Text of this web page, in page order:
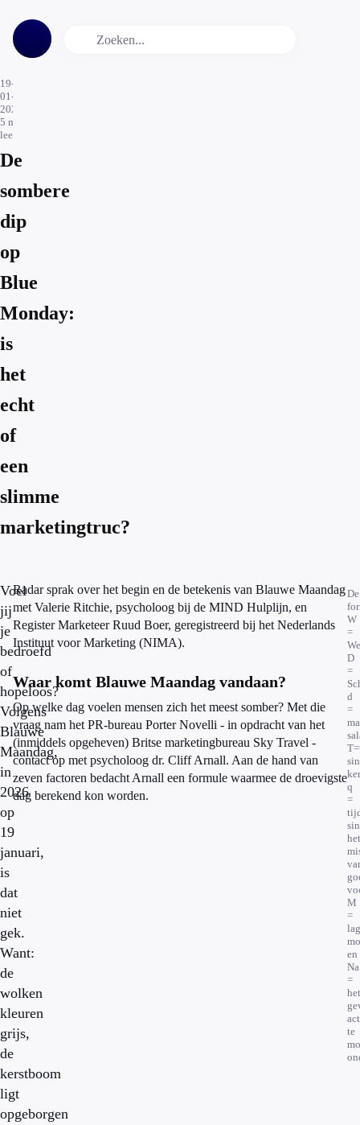
19-
01-
2026
5 min.
leestijd
De
sombere
dip
op
Blue
Monday:
is
het
echt
of
een
slimme
marketingtruc?
Voel
jij
je
bedroefd
of
hopeloos?
Volgens
Blauwe
Maandag,
in
2026
op
19
januari,
is
dat
niet
gek.
Want:
de
wolken
kleuren
grijs,
de
kerstboom
ligt
opgeborgen
Radar sprak over het begin en de betekenis van Blauwe Maandag
met Valerie Ritchie, psycholoog bij de MIND Hulplijn, en
Register Marketeer Ruud Boer, geregistreerd bij het Nederlands
Instituut voor Marketing (NIMA).
Waar komt Blauwe Maandag vandaan?
Op welke dag voelen mensen zich het meest somber? Met die
vraag nam het PR-bureau Porter Novelli - in opdracht van het
(inmiddels opgeheven) Britse marketingbureau Sky Travel -
contact op met psycholoog dr. Cliff Arnall. Aan de hand van
zeven factoren bedacht Arnall een formule waarmee de droevigste
dag berekend kon worden.
De
W
=
D
=
d
=
q
=
het
M
=
en
Na
=
het
te